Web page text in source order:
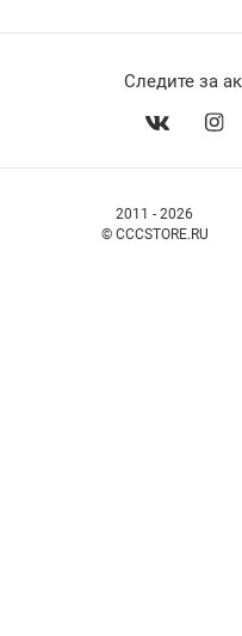
2011 - 2026
© CCCSTORE.RU
Следите за